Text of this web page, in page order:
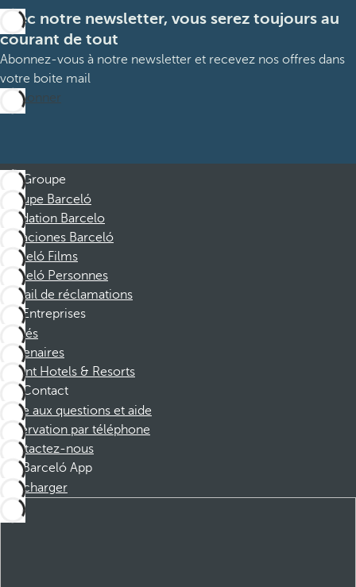
Avec notre newsletter, vous serez toujours au
courant de tout
Abonnez-vous à notre newsletter et recevez nos offres dans
votre boite mail
M’abonner
Groupe
Groupe Barceló
Fondation Barcelo
Vacaciones Barceló
Barceló Films
Barceló Personnes
Portail de réclamations
Entreprises
Affiliés
Partenaires
Dorint Hotels & Resorts
Contact
Foire aux questions et aide
Réservation par téléphone
Contactez-nous
Barceló App
Télécharger